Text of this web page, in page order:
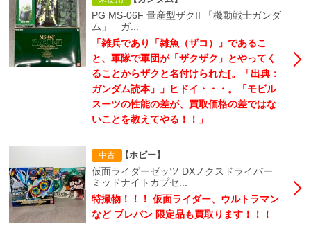
PG MS-06F 量産型ザクII 「機動戦士ガンダ
ム」 ガ...
「雑兵であり「雑魚（ザコ）」であるこ
と、軍隊で軍団が「ザクザク」とやってく
ることからザクと名付けられた[。「出典：
ガンダム読本」」ヒドイ・・・。「モビル
スーツの性能の差が、買取価格の差ではな
いことを教えてやる！！」
中古 【ホビー】
仮面ライダーゼッツ DXノクスドライバー
ミッドナイトカプセ...
特撮物！！！ 仮面ライダー、ウルトラマン
など プレバン 限定品も買取ります！！！